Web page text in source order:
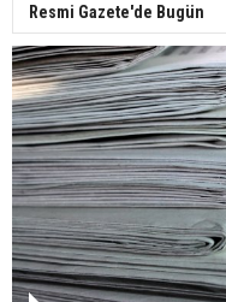
Resmi Gazete'de Bugün